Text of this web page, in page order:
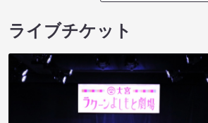
ライブチケット